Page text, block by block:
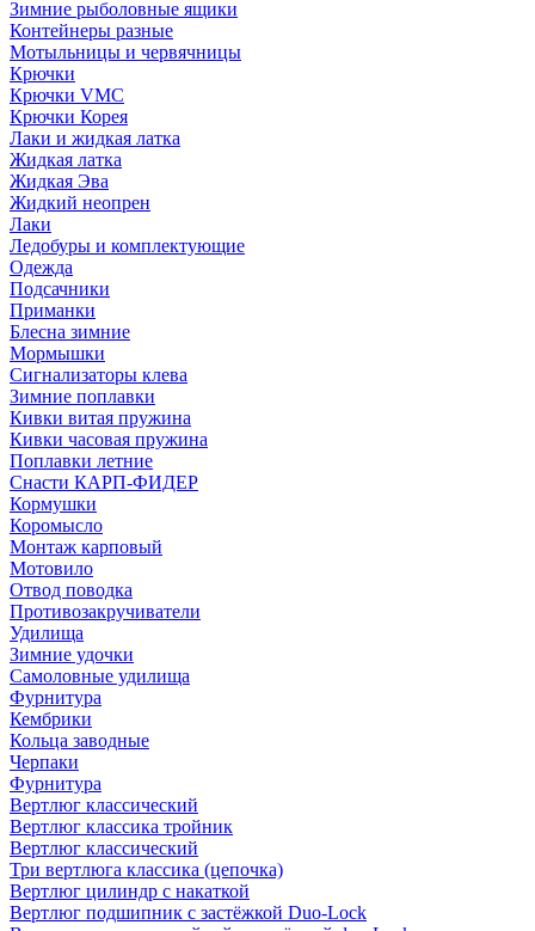
Зимние рыболовные ящики
Контейнеры разные
Мотыльницы и червячницы
Крючки
Крючки VMC
Крючки Корея
Лаки и жидкая латка
Жидкая латка
Жидкая Эва
Жидкий неопрен
Лаки
Ледобуры и комплектующие
Одежда
Подсачники
Приманки
Блесна зимние
Мормышки
Сигнализаторы клева
Зимние поплавки
Кивки витая пружина
Кивки часовая пружина
Поплавки летние
Снасти КАРП-ФИДЕР
Кормушки
Коромысло
Монтаж карповый
Мотовило
Отвод поводка
Противозакручиватели
Удилища
Зимние удочки
Самоловные удилища
Фурнитура
Кембрики
Кольца заводные
Черпаки
Фурнитура
Вертлюг классический
Вертлюг классика тройник
Вертлюг классический
Три вертлюга классика (цепочка)
Вертлюг цилиндр с накаткой
Вертлюг подшипник с застёжкой Duo-Lock